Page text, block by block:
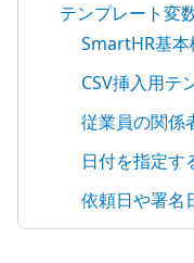
テンプレート変
SmartHR基本
CSV挿入用テ
従業員の関係
日付を指定す
依頼日や署名